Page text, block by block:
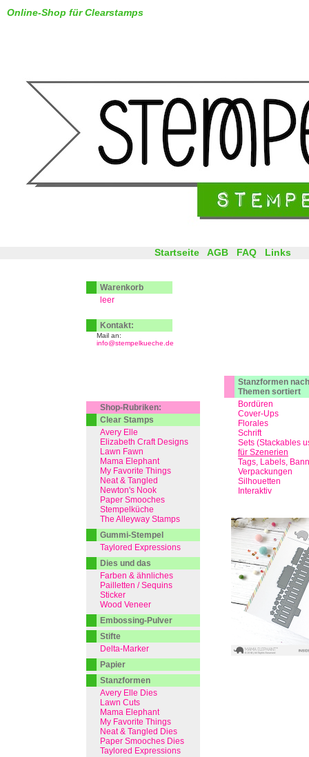
Online-Shop für Clearstamps
Stanzformen nach
Themen sortiert
Bordüren
Cover-Ups
Florales
Schrift
Sets (Stackables
für Szenerien
Tags, Labels,
Verpackungen
Silhouetten
Interaktiv
Startseite AGB FAQ Links
Warenkorb
leer
Kontakt:
Mail an:
info@stempelkueche.de
Shop-Rubriken:
Clear Stamps
Avery Elle
Elizabeth Craft Designs
Lawn Fawn
Mama Elephant
My Favorite Things
Neat & Tangled
Newton's Nook
Paper Smooches
Stempelküche
The Alleyway Stamps
Gummi-Stempel
Taylored Expressions
Dies und das
Farben & ähnliches
Pailletten / Sequins
Sticker
Wood Veneer
Embossing-Pulver
Stifte
Delta-Marker
Papier
Stanzformen
Avery Elle Dies
Lawn Cuts
Mama Elephant
My Favorite Things
Neat & Tangled Dies
Paper Smooches Dies
Taylored Expressions